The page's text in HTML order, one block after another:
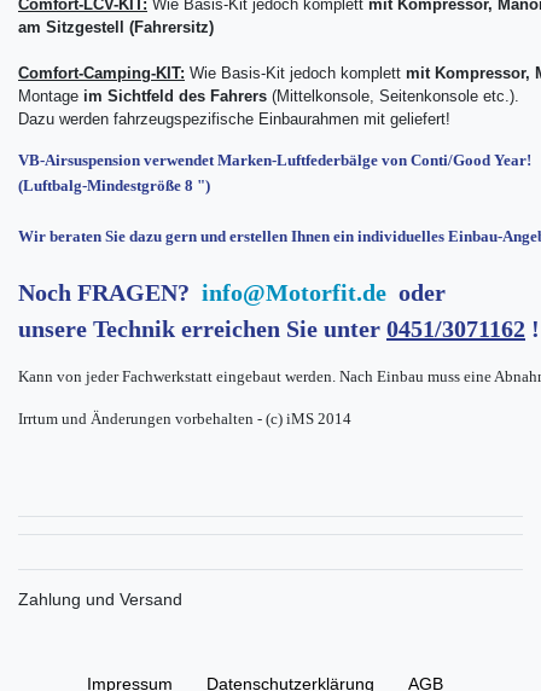
Comfort-LCV-KIT: Wie Basis-Kit jedoch komplett mit Kompressor,
am Sitzgestell (Fahrersitz)
Comfort-Camping-KIT: Wie Basis-Kit jedoch komplett mit Kompressor,
Montage im Sichtfeld des Fahrers (Mittelkonsole, Seitenkonsole etc.).
Dazu werden fahrzeugspezifische Einbaurahmen mit geliefert!
VB-Airsuspension verwendet Marken-Luftfederbälge von Conti/Good Year!
(Luftbalg-Mindestgröße 8 ")
Wir beraten Sie dazu gern und erstellen Ihnen ein individuelles Einbau-
Noch FRAGEN? info@Motorfit.de oder
unsere Technik erreichen Sie unter 0451/3071162 !
Kann von jeder Fachwerkstatt eingebaut werden. Nach Einbau muss eine
Irrtum und Änderungen vorbehalten - (c) iMS 2014
Zahlung und Versand
Impressum Daten­schutz­erklärung AGB